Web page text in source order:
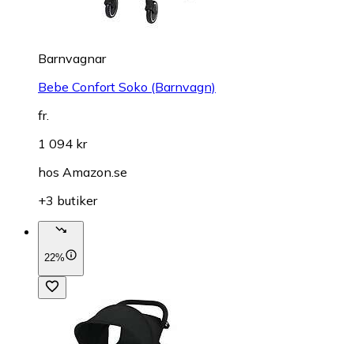
Barnvagnar
Bebe Confort Soko (Barnvagn)
fr.
1 094 kr
hos Amazon.se
+3 butiker
22%